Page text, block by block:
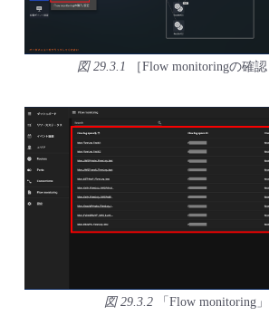
■ 基本構築ガイド
- クラウド / サーバー
- Flexible InterConnect
- Flexible Remote Access
- vUTM2
図 29.3.1 ［Flow monitoringの確
図 29.3.2 「Flow monitoring